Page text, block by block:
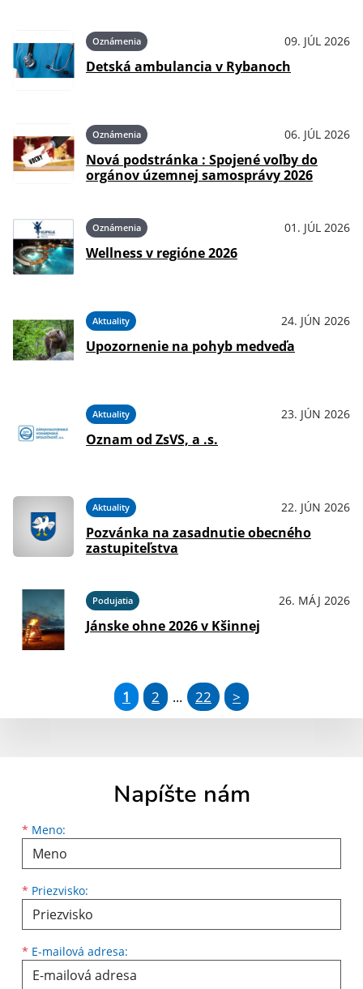
Oznámenia 09. JÚL 2026
Detská ambulancia v Rybanoch
Oznámenia 06. JÚL 2026
Nová podstránka : Spojené voľby do
orgánov územnej samosprávy 2026
Oznámenia 01. JÚL 2026
Wellness v regióne 2026
Aktuality 24. JÚN 2026
Upozornenie na pohyb medveďa
Aktuality 23. JÚN 2026
Oznam od ZsVS, a .s.
Aktuality 22. JÚN 2026
Pozvánka na zasadnutie obecného
zastupiteľstva
Podujatia 26. MÁJ 2026
Jánske ohne 2026 v Kšinnej
1 2 ... 22 >
Napíšte nám
* Meno:
Meno
* Priezvisko:
Priezvisko
* E-mailová adresa:
E-mailová adresa